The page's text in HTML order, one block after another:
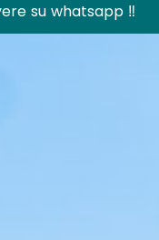
su whatsapp ‼️